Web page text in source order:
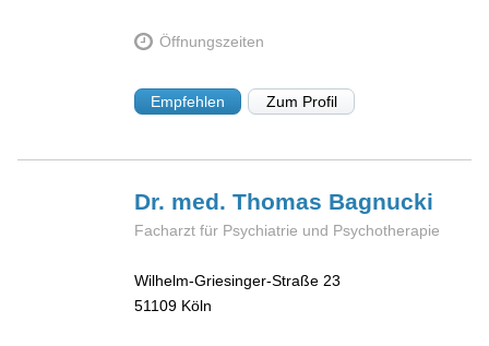
Öffnungszeiten
Empfehlen Zum Profil
Dr. med. Thomas Bagnucki
Facharzt für Psychiatrie und Psychotherapie
Wilhelm-Griesinger-Straße 23
51109 Köln